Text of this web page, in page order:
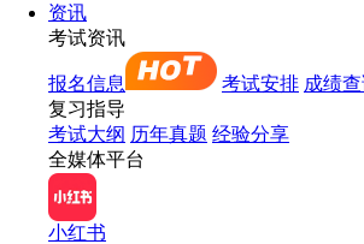
资讯
考试资讯
报名信息 考试安排 成绩
复习指导
考试大纲 历年真题 经验分享
全媒体平台
小红书